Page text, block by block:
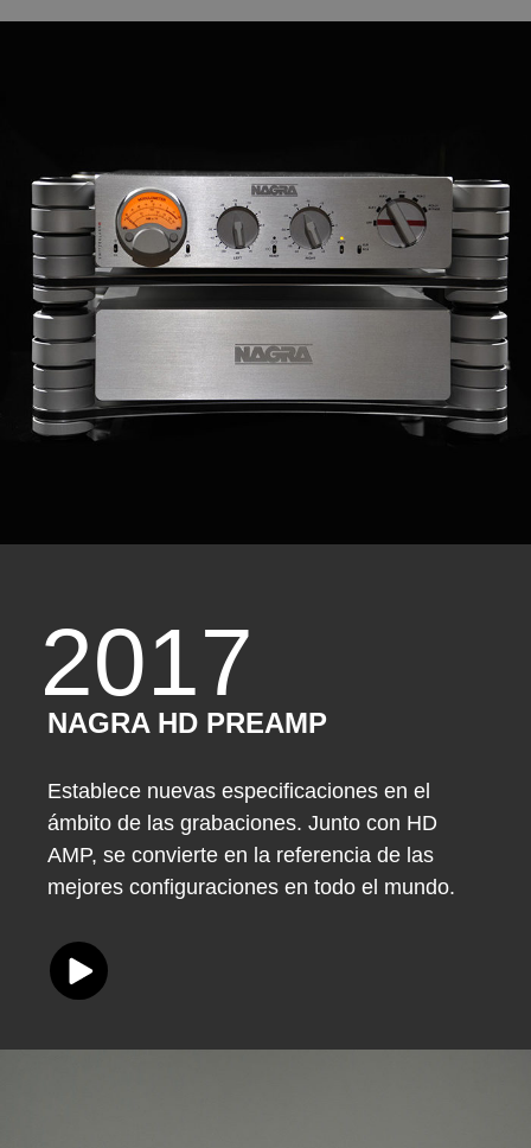
2017
NAGRA HD PREAMP
Establece nuevas especificaciones en el
ámbito de las grabaciones. Junto con HD
AMP, se convierte en la referencia de las
mejores configuraciones en todo el mundo.